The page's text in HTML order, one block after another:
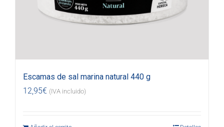
Escamas de sal marina natural 440 g
12,95€ (IVA incluido)